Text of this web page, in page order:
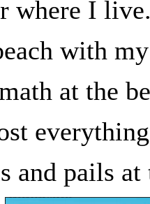
where I
with
at the
and pails at